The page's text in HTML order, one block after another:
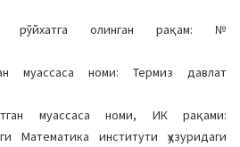
рўйхатга олинган рақам: №
муассаса номи: Термиз давлат
муассаса номи, ИК рақами:
Математика институти ҳузуридаги